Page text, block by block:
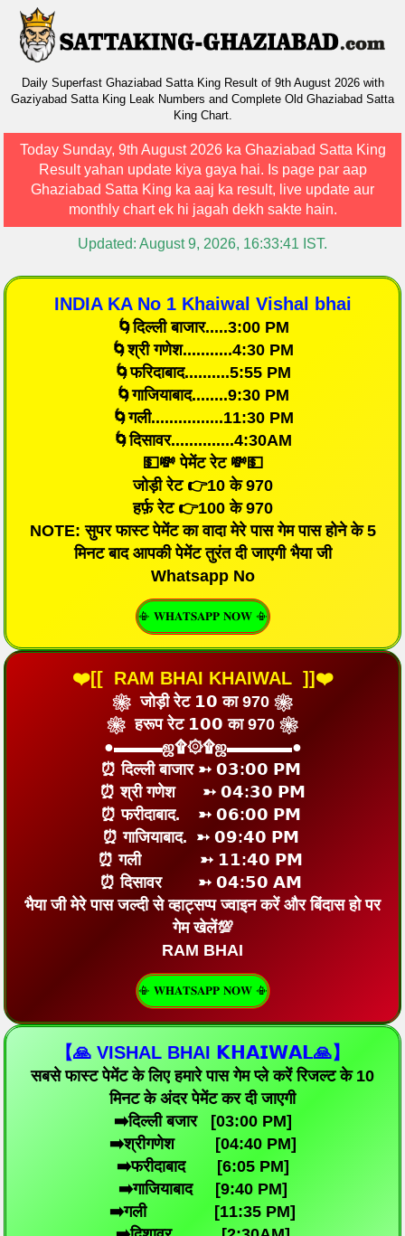
Daily Superfast Ghaziabad Satta King Result of 9th August 2026 with
Gaziyabad Satta King Leak Numbers and Complete Old Ghaziabad Satta
King Chart.
Today Sunday, 9th August 2026ka Ghaziabad Satta King
Resultyahan update kiya gaya hai. Is page par aap
Ghaziabad Satta King ka aaj ka result, live update aur
monthly chart ek hi jagah dekh sakte hain.
Updated: August 9, 2026, 16:33:41 IST.
INDIA KA No 1 Khaiwal Vishal bhai
🌀दिल्ली बाजार.....3:00 PM
🌀श्री गणेश...........4:30 PM
🌀फरिदाबाद..........5:55 PM
🌀गाजियाबाद........9:30 PM
🌀गली................11:30 PM
🌀दिसावर..............4:30AM
💵💸 पेमेंट रेट 💸💵
जोड़ी रेट 👉10 के 970
हर्फ़ रेट 👉100 के 970
NOTE: सुपर फास्ट पेमेंट का वादा मेरे पास गेम पास होने के 5
मिनट बाद आपकी पेमेंट तुरंत दी जाएगी भैया जी
Whatsapp No
📳 𝐖𝐇𝐀𝐓𝐒𝐀𝐏𝐏 𝐍𝐎𝐖 📳
❤️[[ RAM BHAI KHAIWAL ]]❤️
❀ जोड़ी रेट 𝟭𝟬 का 970 ❀
❀ हरूप रेट 𝟭𝟬𝟬 का 970 ❀
●▬▬▬ஜ۩۞۩ஜ▬▬▬▬●
⏰ दिल्ली बाजार ➳ 𝟬𝟯:𝟬𝟬 𝗣𝗠
⏰ श्री गणेश ➳ 𝟬𝟰:𝟯𝟬 𝗣𝗠
⏰ फरीदाबाद. ➳ 𝟬𝟲:𝟬𝟬 𝗣𝗠
⏰ गाजियाबाद. ➳ 𝟬𝟵:𝟰𝟬 𝗣𝗠
⏰ गली ➳ 𝟭𝟭:𝟰𝟬 𝗣𝗠
⏰ दिसावर ➳ 𝟬𝟰:𝟱𝟬 𝗔𝗠
भैया जी मेरे पास जल्दी से व्हाट्सप्प ज्वाइन करें और बिंदास हो पर
गेम खेलें💯
RAM BHAI
📳 𝐖𝐇𝐀𝐓𝐒𝐀𝐏𝐏 𝐍𝐎𝐖 📳
【🙏 VISHAL BHAI 𝗞𝗛𝗔𝗜𝗪𝗔𝗟🙏】
सबसे फास्ट पेमेंट के लिए हमारे पास गेम प्ले करें रिजल्ट के 10
मिनट के अंदर पेमेंट कर दी जाएगी
➡️दिल्ली‌ बजार [03:00 PM]
➡️श्रीगणेश [04:40 PM]
➡️फरीदाबाद [6:05 PM]
➡️गाजियाबाद [9:40 PM]
➡️गली [11:35 PM]